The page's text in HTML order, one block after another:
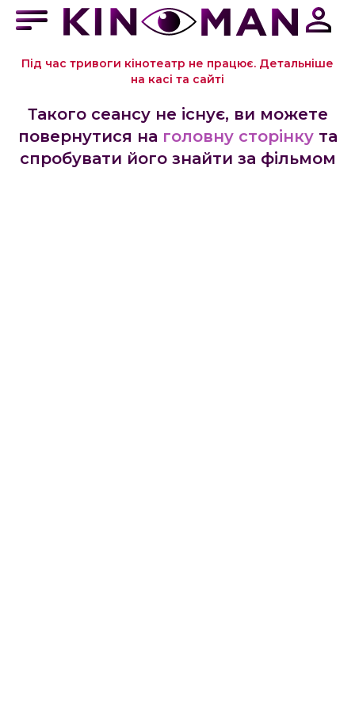
Під час тривоги кінотеатр не працює. Детальніше
на касі та сайті
Такого сеансу не існує, ви можете
повернутися на головну сторінку та
спробувати його знайти за фільмом